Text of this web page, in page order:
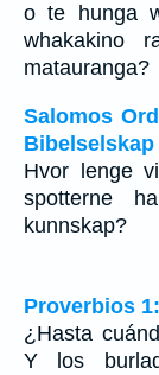
o te hunga
whakakino
matauranga?
Salomos
Bibelselskap
Hvor lenge
spotterne
kunnskap?
Proverbios
¿Hasta
Y los